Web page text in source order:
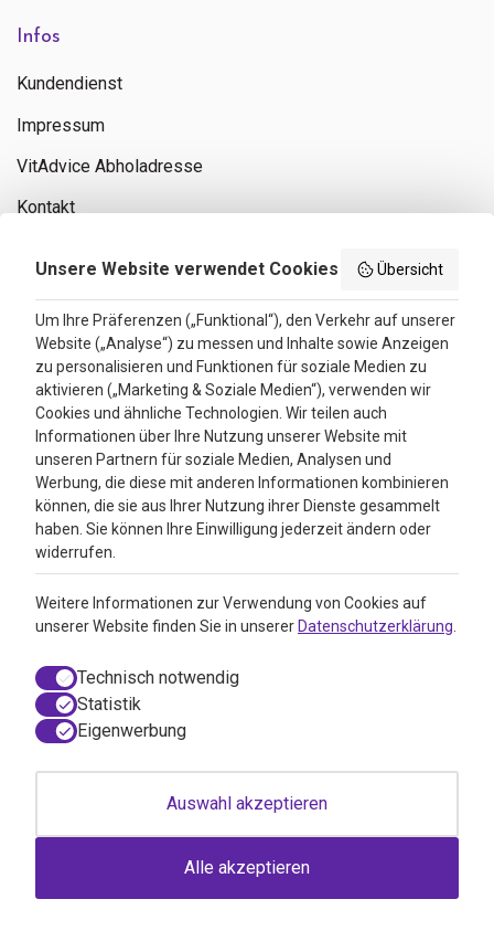
Infos
Kundendienst
Impressum
VitAdvice Abholadresse
Kontakt
Bewertungen
4.3
Google Reviews
© 2026 VitAdvice BV.de, Realisierung durch050media
AGB / Webshop Trustmark
Disclaimer
Unsere Website verwendet Cookies Übersicht
Um Ihre Präferenzen („Funktional“), den Verkehr auf unserer
Website („Analyse“) zu messen und Inhalte sowie Anzeigen
zu personalisieren und Funktionen für soziale Medien zu
aktivieren („Marketing & Soziale Medien“), verwenden wir
Cookies und ähnliche Technologien. Wir teilen auch
Informationen über Ihre Nutzung unserer Website mit
unseren Partnern für soziale Medien, Analysen und
Werbung, die diese mit anderen Informationen kombinieren
können, die sie aus Ihrer Nutzung ihrer Dienste gesammelt
haben. Sie können Ihre Einwilligung jederzeit ändern oder
widerrufen.
Weitere Informationen zur Verwendung von Cookies auf
unserer Website finden Sie in unserer Datenschutzerklärung
Technisch notwendig
Statistik
Eigenwerbung
Auswahl akzeptieren
Alle akzeptieren
Einwilligungsdialog geöffnet